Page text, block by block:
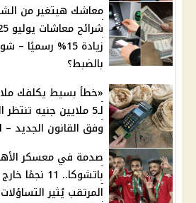
معاشك هيتغير من
زيادة 15%
بالضبط؟
«خطأ بسيط يكلفك
لـ5 ملايين جنيه
وفق القانون الجديد –
صدمة في معسكر
باتشوكا.. 11
المرتقب يُثير